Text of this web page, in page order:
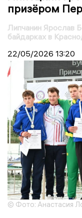
призёром
Липчанин Ярослав
байдарках в
22/05/2026 13:20
© Фото: Анастасия